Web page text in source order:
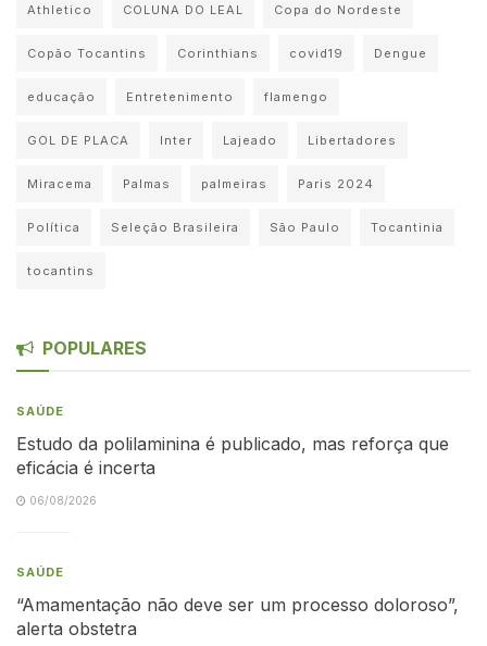
Athletico COLUNA DO LEAL Copa do Nordeste
Copão Tocantins Corinthians covid19 Dengue
educação Entretenimento flamengo
GOL DE PLACA Inter Lajeado Libertadores
Miracema Palmas palmeiras Paris 2024
Política Seleção Brasileira São Paulo Tocantinia
tocantins
POPULARES
SAÚDE
Estudo da polilaminina é publicado, mas reforça que
eficácia é incerta
06/08/2026
SAÚDE
“Amamentação não deve ser um processo doloroso”,
alerta obstetra